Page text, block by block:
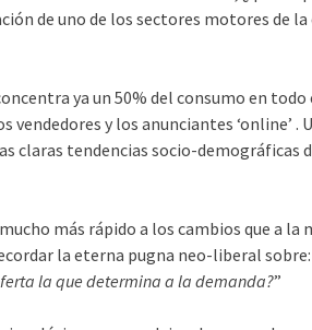
de uno de los sectores motores de
ya un 50% del consumo en todo
y los anunciantes ‘online’ .
claras tendencias socio-demográficas
más rápido a los cambios que a
la eterna pugna neo-liberal sobre:
la que determina a la demanda?”